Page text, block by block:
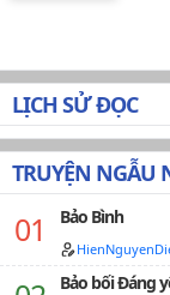
LỊCH SỬ ĐỌC
TRUYỆN NGẪU
Bảo Bình
Bảo bối Đáng